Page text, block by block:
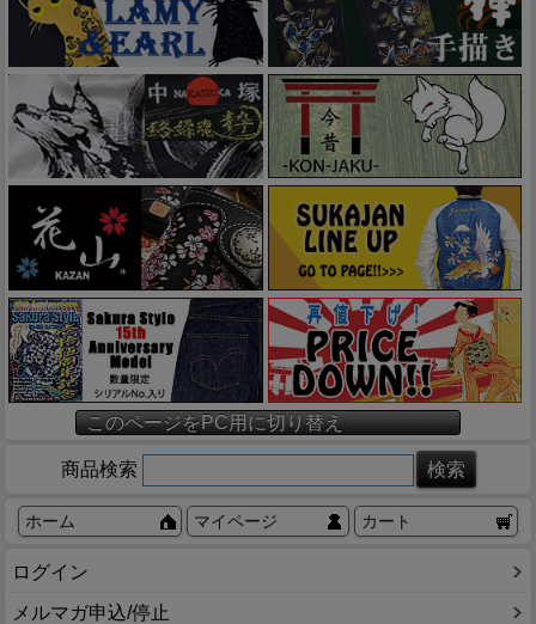
このページをPC用に切り替え
商品検索
ホーム マイページ カート
ログイン
メルマガ申込/停止